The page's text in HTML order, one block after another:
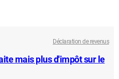
Déclaration de revenus
mais plus d'impôt sur le